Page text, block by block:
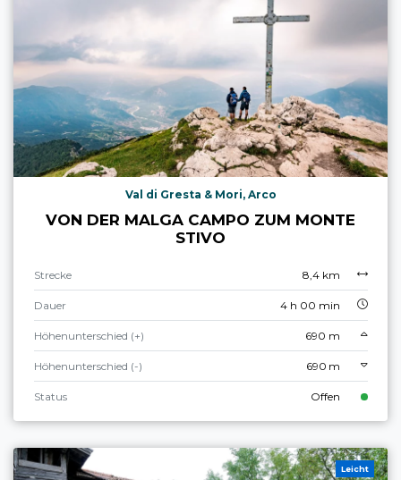
Val di Gresta & Mori, Arco
VON DER MALGA CAMPO ZUM MONTE
STIVO
Strecke 8,4 km
Dauer 4 h 00 min
Höhenunterschied (+) 690 m
Höhenunterschied (-) 690 m
Status Offen
Leicht